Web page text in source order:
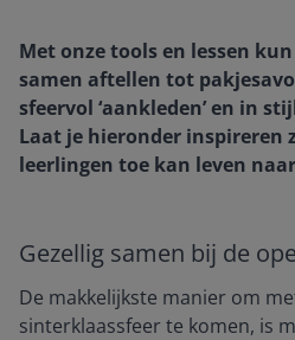
Met onze tools en lessen
samen aftellen tot
sfeervol ‘aankleden’ en in
Laat je hieronder inspireren
leerlingen toe kan leven
Gezellig samen bij de
De makkelijkste manier om
sinterklaassfeer te komen, is